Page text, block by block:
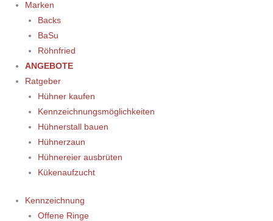
Marken
Backs
BaSu
Röhnfried
ANGEBOTE
Ratgeber
Hühner kaufen
Kennzeichnungsmöglichkeiten
Hühnerstall bauen
Hühnerzaun
Hühnereier ausbrüten
Kükenaufzucht
Kennzeichnung
Offene Ringe